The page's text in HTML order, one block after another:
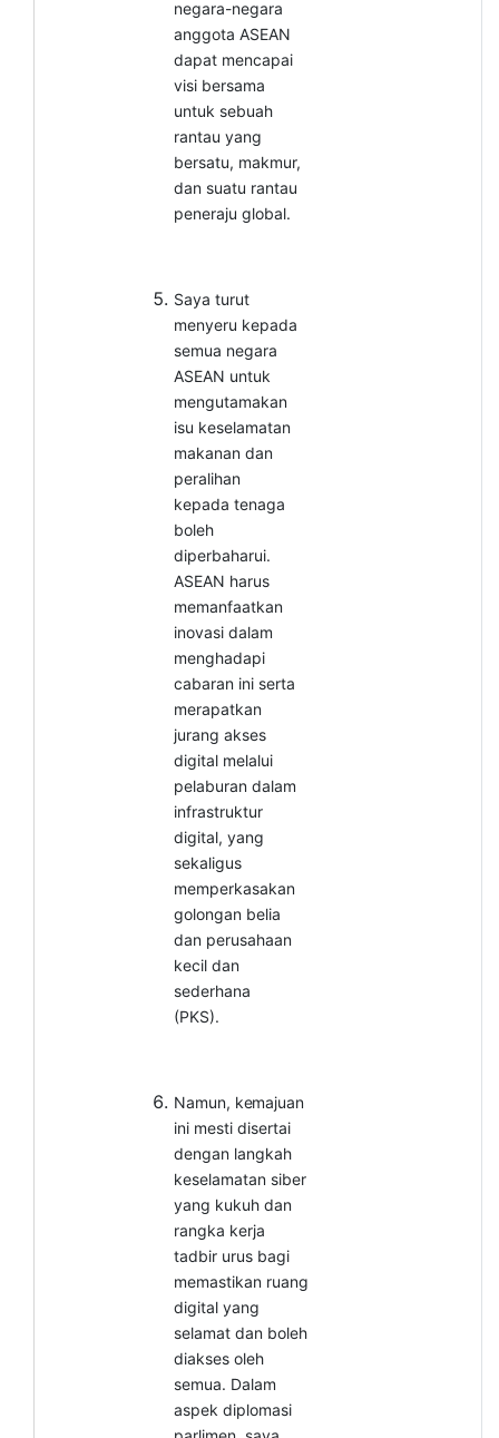
negara-negara
anggota ASEAN
dapat mencapai
visi bersama
untuk sebuah
rantau yang
bersatu, makmur,
dan suatu rantau
peneraju global.
Saya turut
menyeru kepada
semua negara
ASEAN untuk
mengutamakan
isu keselamatan
makanan dan
peralihan
kepada tenaga
boleh
diperbaharui.
ASEAN harus
memanfaatkan
inovasi dalam
menghadapi
cabaran ini serta
merapatkan
jurang akses
digital melalui
pelaburan dalam
infrastruktur
digital, yang
sekaligus
memperkasakan
golongan belia
dan perusahaan
kecil dan
sederhana
(PKS).
Namun, kemajuan
ini mesti disertai
dengan langkah
keselamatan siber
yang kukuh dan
rangka kerja
tadbir urus bagi
memastikan ruang
digital yang
selamat dan boleh
diakses oleh
semua. Dalam
aspek diplomasi